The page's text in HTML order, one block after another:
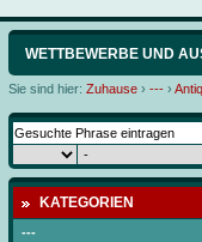
WETTBEWERBE UND
Sie sind hier: Zuhause › --- ›
KATEGORIEN
---